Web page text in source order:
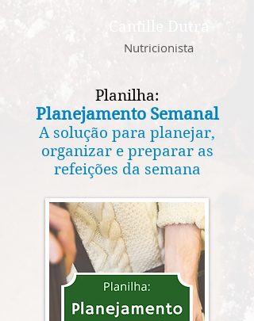
Nutricionista
Planilha:
Planejamento Semanal
A solução para planejar,
organizar e preparar as
refeições da semana